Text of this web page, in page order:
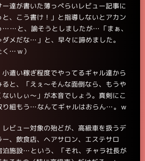
ー達が書いた薄っぺらいレビュー記事に
と、こう書け！」と指導しないとアカン
……と、諭そうとしましたが…「まぁ、
ダメだな…」と、早々に諦めました。
く…ｗ）
小遣い稼ぎ程度でやってるギャル達から
ると、「えぇ～そんな面倒なら、もうや
ないしぃ～」が本音でしょう。真剣にこ
り組もう…なんてギャルはおらん…。ｗ
レビュー対象の殆どが、高級車を扱うデ
ー、飲食店、ヘアサロン、エステサロ
泊施設…という、「それ、チャラ社長が